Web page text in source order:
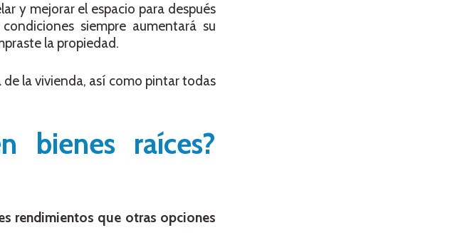
y mejorar el espacio para después
siempre aumentará su
la propiedad.
la vivienda, así como pintar todas
bienes raíces?
rendimientos que otras opciones